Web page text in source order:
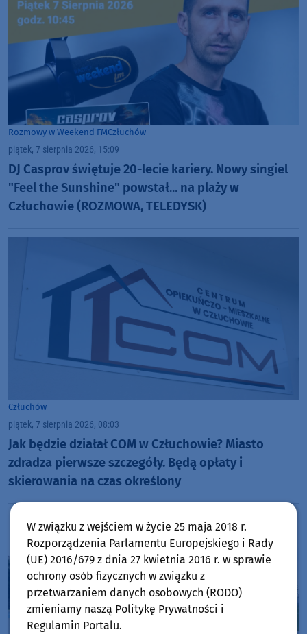
Rozmowy w Weekend FMCzłuchów
piątek, 7 sierpnia 2026, 15:09
DJ Casprov świętuje 20-lecie kariery. Nowy singiel
"Feel the Sunshine" powstał... na plaży w
Człuchowie (ROZMOWA, TELEDYSK)
Człuchów
piątek, 7 sierpnia 2026, 08:03
Jak będzie działał COM w Człuchowie? Miasto
zdradza pierwsze szczegóły. Będą opłaty i
skierowania na czas określony
W związku z wejściem w życie 25 maja 2018 r.
Rozporządzenia Parlamentu Europejskiego i Rady
(UE) 2016/679 z dnia 27 kwietnia 2016 r. w sprawie
ochrony osób fizycznych w związku z
przetwarzaniem danych osobowych (RODO)
zmieniamy naszą Politykę Prywatności i
Regulamin Portalu.